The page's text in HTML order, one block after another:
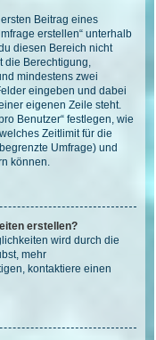
Beitrag eines
erstellen“ unterhalb
diesen Bereich nicht
die Berechtigung,
mindestens zwei
eingeben und dabei
eigenen Zeile steht.
Benutzer“ festlegen, wie
Zeitlimit für die
Umfrage) und
können.
erstellen?
wird durch die
mehr
kontaktiere einen